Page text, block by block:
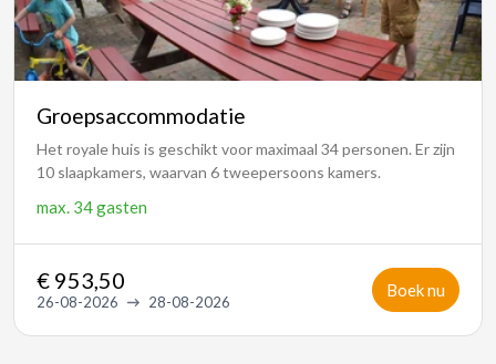
Groepsaccommodatie
Het royale huis is geschikt voor maximaal 34 personen. Er zijn
10 slaapkamers, waarvan 6 tweepersoons kamers.
max. 34 gasten
€ 953,50
26-08-2026 28-08-2026
Boek nu